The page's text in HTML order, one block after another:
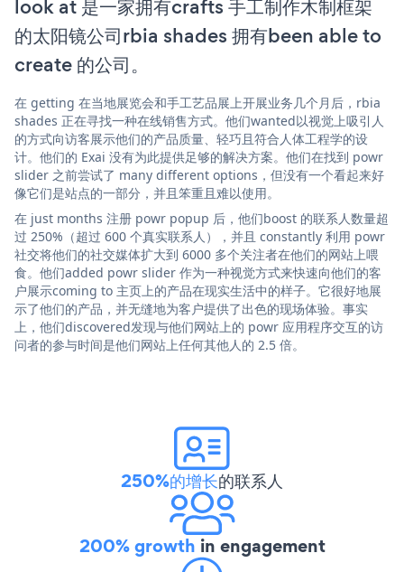
look at 是一家拥有crafts 手工制作木制框架
的太阳镜公司rbia shades 拥有been able to
create 的公司。
在 getting 在当地展览会和手工艺品展上开展业务几个月后，rbia
shades 正在寻找一种在线销售方式。他们wanted以视觉上吸引人
的方式向访客展示他们的产品质量、轻巧且符合人体工程学的设
计。他们的 Exai 没有为此提供足够的解决方案。他们在找到 powr
slider 之前尝试了 many different options，但没有一个看起来好
像它们是站点的一部分，并且笨重且难以使用。
在 just months 注册 powr popup 后，他们boost 的联系人数量超
过 250%（超过 600 个真实联系人），并且 constantly 利用 powr
社交将他们的社交媒体扩大到 6000 多个关注者在他们的网站上喂
食。他们added powr slider 作为一种视觉方式来快速向他们的客
户展示coming to 主页上的产品在现实生活中的样子。它很好地展
示了他们的产品，并无缝地为客户提供了出色的现场体验。事实
上，他们discovered发现与他们网站上的 powr 应用程序交互的访
问者的参与时间是他们网站上任何其他人的 2.5 倍。
250%的增长的联系人
200% growth in engagement